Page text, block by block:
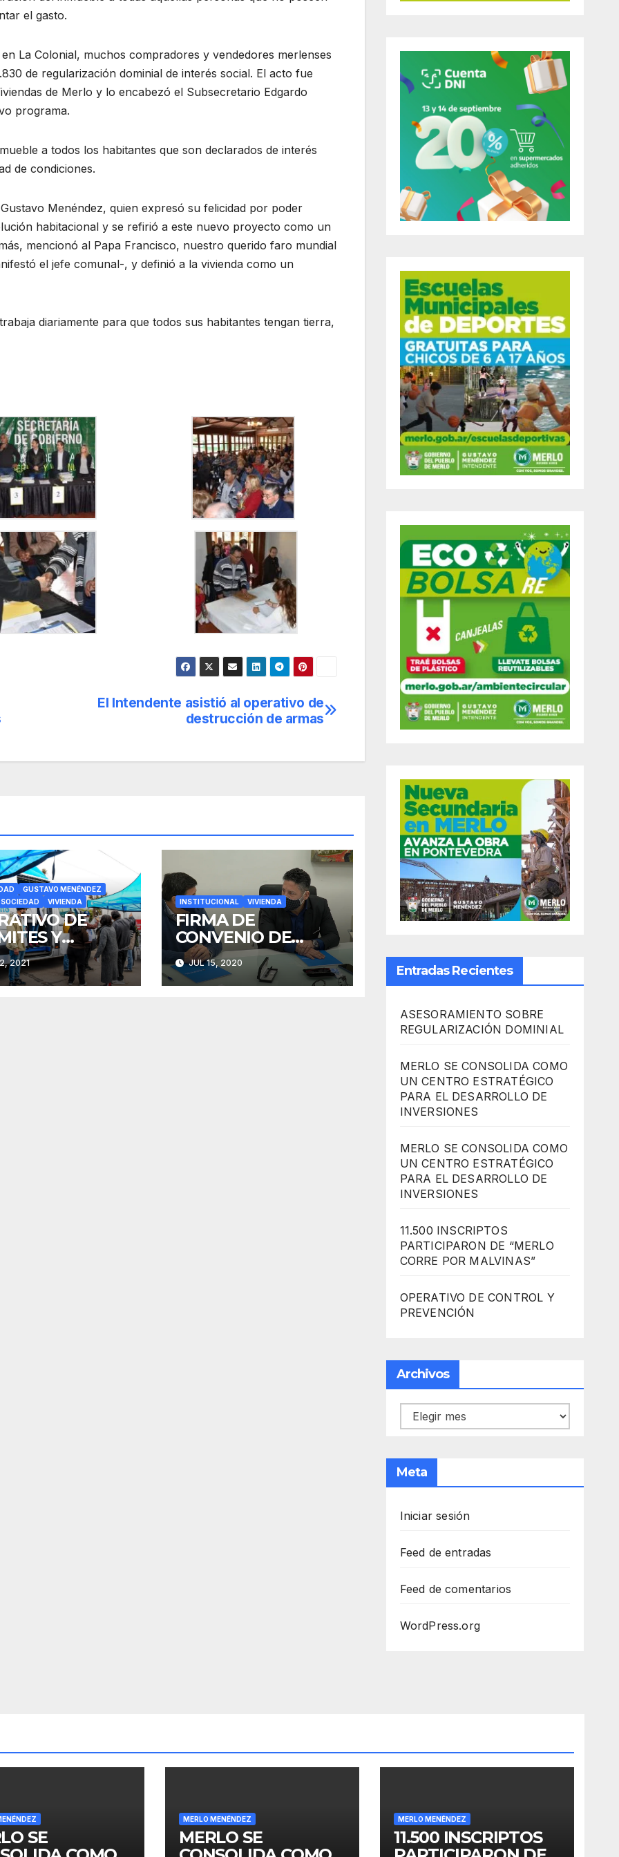
el gasto.
La Colonial, muchos compradores y vendedores merlenses
de regularización dominial de interés social. El acto fue
de Merlo y lo encabezó el Subsecretario Edgardo
programa.
a todos los habitantes que son declarados de interés
de condiciones.
Menéndez, quien expresó su felicidad por poder
habitacional y se refirió a este nuevo proyecto como un
mencionó al Papa Francisco, nuestro querido faro mundial
el jefe comunal-, y definió a la vivienda como un
diariamente para que todos sus habitantes tengan tierra,
El Intendente asistió al operativo de
destrucción de armas
GUSTAVO MENÉNDEZ
SOCIEDAD VIVIENDA
DE
Y
2021
INSTITUCIONAL VIVIENDA
FIRMA DE
CONVENIO DE
ASISTENCIA
ALIMENTARIA
JUL 15, 2020
Entradas Recientes
ASESORAMIENTO SOBRE
REGULARIZACIÓN DOMINIAL
MERLO SE CONSOLIDA COMO
UN CENTRO ESTRATÉGICO
PARA EL DESARROLLO DE
INVERSIONES
MERLO SE CONSOLIDA COMO
UN CENTRO ESTRATÉGICO
PARA EL DESARROLLO DE
INVERSIONES
11.500 INSCRIPTOS
PARTICIPARON DE “MERLO
CORRE POR MALVINAS”
OPERATIVO DE CONTROL Y
PREVENCIÓN
Archivos
Archivos
Meta
Iniciar sesión
Feed de entradas
Feed de comentarios
WordPress.org
SE
MERLO MENÉNDEZ
MERLO SE
MERLO MENÉNDEZ
11.500 INSCRIPTOS